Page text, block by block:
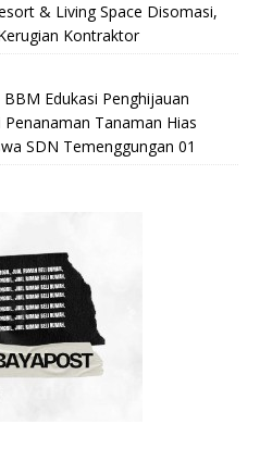
& Living Space Disomasi,
Kontraktor
Edukasi Penghijauan
Tanaman Hias
SDN Temenggungan 01